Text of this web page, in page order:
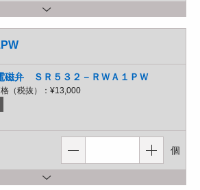
磁弁 ＳＲ５３２－ＲＷＡ１ＰＷ
（税抜）： ¥13,000
個